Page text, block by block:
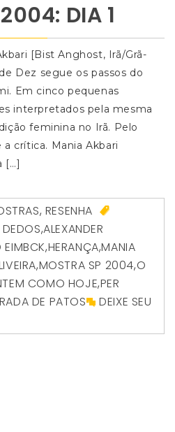
DIA 1
[Bist Anghost, Irã/Grã-
Dez segue os passos do
Em cinco pequenas
interpretados pela mesma
feminina no Irã. Pelo
crítica. Mania Akbari
[…]
, RESENHA
,ALEXANDER
EIMBCK,HERANÇA,MANIA
,MOSTRA SP 2004,O
COMO HOJE,PER
DE PATOS
DEIXE SEU